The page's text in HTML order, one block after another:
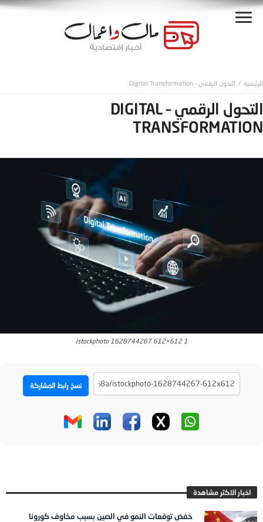
التحول الرقمي – Digital Transformation
التحول الرقمي – DIGITAL
TRANSFORMATION
istockphoto 1628744267 612×612 1
نسخ رابط المشاركة
اخبار الاكثر مشاهدة
خفض توقعات النمو في الصين بسبب مخاوف كورونا